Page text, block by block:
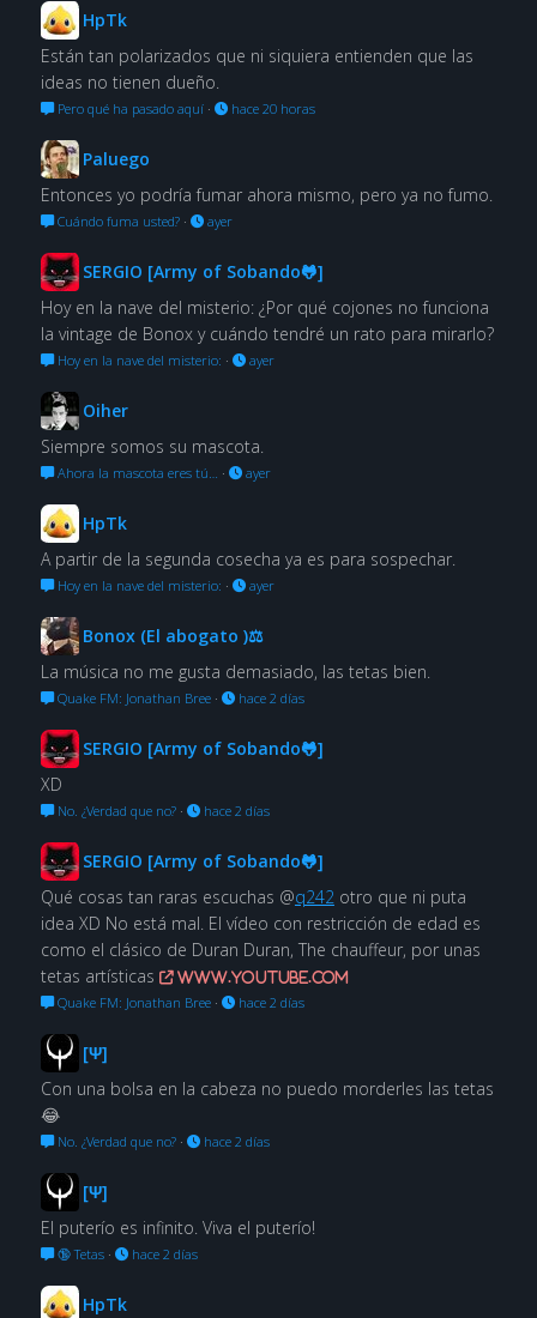
HpTk
Están tan polarizados que ni siquiera entienden que las
ideas no tienen dueño.
Pero qué ha pasado aquí· hace 20 horas
Paluego
Entonces yo podría fumar ahora mismo, pero ya no fumo.
Cuándo fuma usted?· ayer
SERGIO [Army of Sobando🐸]
Hoy en la nave del misterio: ¿Por qué cojones no funciona
la vintage de Bonox y cuándo tendré un rato para mirarlo?
Hoy en la nave del misterio: · ayer
Oiher
Siempre somos su mascota.
Ahora la mascota eres tú… · ayer
HpTk
A partir de la segunda cosecha ya es para sospechar.
Hoy en la nave del misterio: · ayer
Bonox (El abogato )⚖
La música no me gusta demasiado, las tetas bien.
Quake FM: Jonathan Bree· hace 2 días
SERGIO [Army of Sobando🐸]
XD
No. ¿Verdad que no?· hace 2 días
SERGIO [Army of Sobando🐸]
Qué cosas tan raras escuchas @q242 otro que ni puta
idea XD No está mal. El vídeo con restricción de edad es
como el clásico de Duran Duran, The chauffeur, por unas
tetas artísticas
www.youtube.com
Quake FM: Jonathan Bree· hace 2 días
[Ψ]
Con una bolsa en la cabeza no puedo morderles las tetas
😂
No. ¿Verdad que no?· hace 2 días
[Ψ]
El puterío es infinito. Viva el puterío!
🔞 Tetas· hace 2 días
HpTk